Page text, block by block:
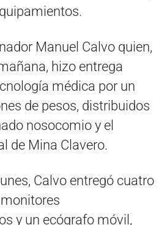
Manuel Calvo quien,
hizo entrega
médica por un
de pesos, distribuidos
nosocomio y el
de Mina Clavero.
Calvo entregó cuatro
y un ecógrafo móvil,